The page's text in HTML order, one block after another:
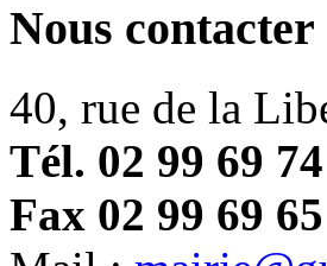
Nous contacter
40, rue de la
Tél. 02 99 69
Fax 02 99 69